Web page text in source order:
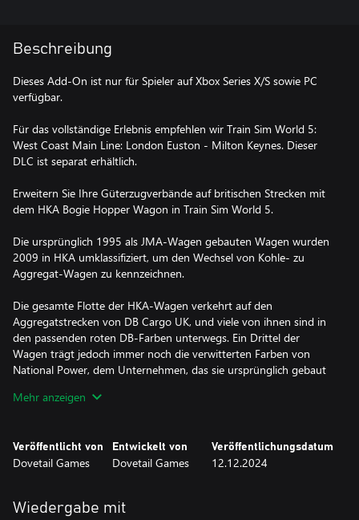
Beschreibung
Dieses Add-On ist nur für Spieler auf Xbox Series X/S sowie PC
verfügbar.
Für das vollständige Erlebnis empfehlen wir Train Sim World 5:
West Coast Main Line: London Euston - Milton Keynes. Dieser
DLC ist separat erhältlich.
Erweitern Sie Ihre Güterzugverbände auf britischen Strecken mit
dem HKA Bogie Hopper Wagon in Train Sim World 5.
Die ursprünglich 1995 als JMA-Wagen gebauten Wagen wurden
2009 in HKA umklassifiziert, um den Wechsel von Kohle- zu
Aggregat-Wagen zu kennzeichnen.
Die gesamte Flotte der HKA-Wagen verkehrt auf den
Aggregatstrecken von DB Cargo UK, und viele von ihnen sind in
den passenden roten DB-Farben unterwegs. Ein Drittel der
Wagen trägt jedoch immer noch die verwitterten Farben von
National Power, dem Unternehmen, das sie ursprünglich gebaut
Mehr anzeigen
Veröffentlicht von
Dovetail Games
Entwickelt von
Dovetail Games
Veröffentlichungsdatum
12.12.2024
Wiedergabe mit